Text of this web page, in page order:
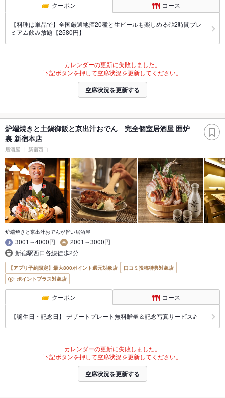
クーポン コース
【料理は単品で】全国厳選地酒20種と生ビールも楽しめる◎2時間プレ
ミアム飲み放題【2580円】
カレンダーの更新に失敗しました。
下記ボタンを押して空席状況を更新してください。
空席状況を更新する
炉端焼きと土鍋御飯と京出汁おでん 完全個室居酒屋 囲炉
裏 新宿本店
居酒屋 新宿西口
炉端焼きと京出汁おでんが旨い居酒屋
3001～4000円
2001～3000円
新宿駅西口各線徒歩2分
【アプリ予約限定】最大800ポイント還元対象店
口コミ投稿特典対象店
ポイントプラス対象店
クーポン コース
【誕生日・記念日】 デザートプレート無料贈呈＆記念写真サービス♪
カレンダーの更新に失敗しました。
下記ボタンを押して空席状況を更新してください。
空席状況を更新する